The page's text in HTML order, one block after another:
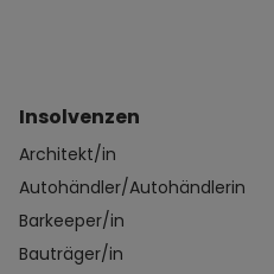
Insolvenzen
Architekt/in
Autohändler/Autohändlerin
Barkeeper/in
Bauträger/in